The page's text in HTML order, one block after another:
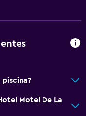
piscina?
Motel De La